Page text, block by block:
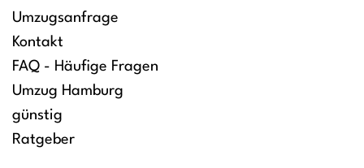
Umzugsanfrage
Kontakt
FAQ - Häufige Fragen
Umzug Hamburg
günstig
Ratgeber